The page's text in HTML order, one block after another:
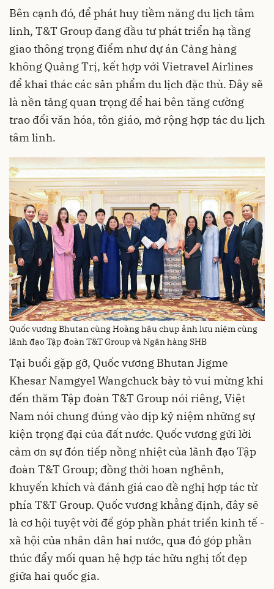
Bên cạnh đó, để phát huy tiềm năng du lịch tâm
linh, T&T Group đang đầu tư phát triển hạ tầng
giao thông trọng điểm như dự án Cảng hàng
không Quảng Trị, kết hợp với Vietravel Airlines
để khai thác các sản phẩm du lịch đặc thù. Đây sẽ
là nền tảng quan trọng để hai bên tăng cường
trao đổi văn hóa, tôn giáo, mở rộng hợp tác du lịch
tâm linh.
Quốc vương Bhutan cùng Hoàng hậu chụp ảnh lưu niệm cùng
lãnh đạo Tập đoàn T&T Group và Ngân hàng SHB
Tại buổi gặp gỡ, Quốc vương Bhutan Jigme
Khesar Namgyel Wangchuck bày tỏ vui mừng khi
đến thăm Tập đoàn T&T Group nói riêng, Việt
Nam nói chung đúng vào dịp kỷ niệm những sự
kiện trọng đại của đất nước. Quốc vương gửi lời
cảm ơn sự đón tiếp nồng nhiệt của lãnh đạo Tập
đoàn T&T Group; đồng thời hoan nghênh,
khuyến khích và đánh giá cao đề nghị hợp tác từ
phía T&T Group. Quốc vương khẳng định, đây sẽ
là cơ hội tuyệt vời để góp phần phát triển kinh tế -
xã hội của nhân dân hai nước, qua đó góp phần
thúc đẩy mối quan hệ hợp tác hữu nghị tốt đẹp
giữa hai quốc gia.